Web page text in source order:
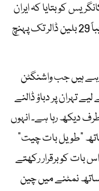
کو بتایا کہ ایران
کے ساتھ جنگ ​​کی لاگت تقریباً 29 بلین ڈالر تک پہنچ
ہیں جب واشنگٹن
تہران پر دباؤ ڈالنے
دیکھ رہا ہے۔ انہوں
"طویل بات چیت”
بات کو برقرار رکھتے
نمٹنے میں چین